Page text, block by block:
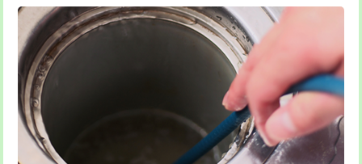
給水管工事※（ライニング鋼管・銅
管・ポリ管・HT管使用/3ｍまで)
44,000円
給水管工事※（ライニング鋼管・銅
管・ポリ管・HT管使用/3ｍ超え)
+8,800円
排水管工事（土の掘削・埋め戻し作
業）
11,000円~
排水管工事（排水管工事/3ｍまで） 55,000円
追加トーラー機使用/3m超え +3,300円
カメラ調査 33,000円
桝清掃 8,800円
止水・漏水調査・防水処理・清掃・修
理・調整・分解・加工など（軽作業）
11,000円